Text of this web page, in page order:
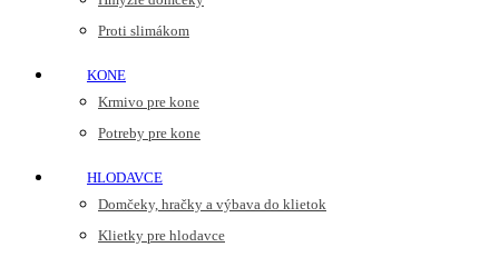
Proti slimákom
KONE
Krmivo pre kone
Potreby pre kone
HLODAVCE
Domčeky, hračky a výbava do klietok
Klietky pre hlodavce